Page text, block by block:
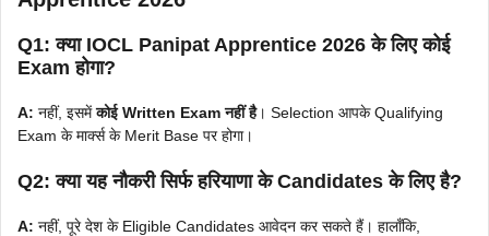
Q1: क्या IOCL Panipat Apprentice 2026 के लिए कोई
Exam होगा?
A: नहीं, इसमेंकोई Written Exam नहीं है। Selection आपके Qualifying
Exam के मार्क्स के Merit Base पर होगा।
Q2: क्या यह नौकरी सिर्फ हरियाणा के Candidates के लिए है?
A: नहीं, पूरे देश के Eligible Candidates आवेदन कर सकते हैं। हालाँकि,